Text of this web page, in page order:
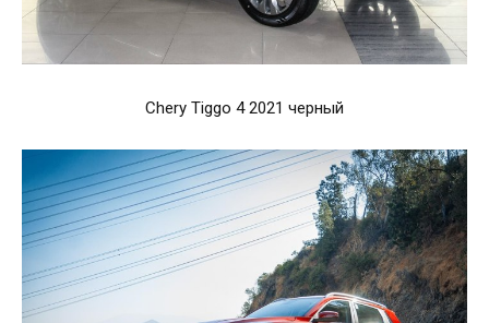
Chery Tiggo 4 2021 черный